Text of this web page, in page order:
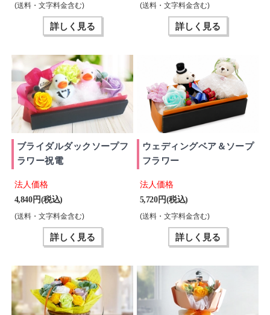
(送料・文字料金含む)
詳しく見る
(送料・文字料金含む)
詳しく見る
ブライダルダックソープフ
ラワー祝電
法人価格
4,840 円(税込)
(送料・文字料金含む)
詳しく見る
ウェディングベア＆ソープ
フラワー
法人価格
5,720 円(税込)
(送料・文字料金含む)
詳しく見る